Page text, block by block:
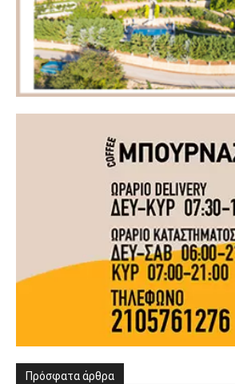
Πρόσφατα άρθρα